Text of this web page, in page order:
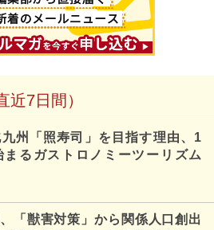
近7日間）
州「照寿司」を目指す理由、1
るガストロノミーツーリズム
「獣害対策」から関係人口創出